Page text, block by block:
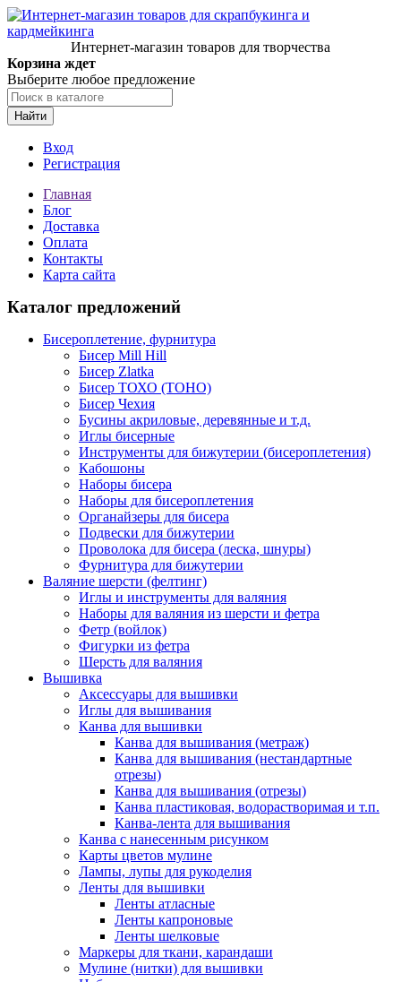
Интернет-магазин товаров для творчества
Корзина ждет
Выберите любое предложение
Найти
Вход
Регистрация
Главная
Блог
Доставка
Оплата
Контакты
Карта сайта
Каталог предложений
Бисероплетение, фурнитура
Бисер Mill Hill
Бисер Zlatka
Бисер ТОХО (TOHO)
Бисер Чехия
Бусины акриловые, деревянные и т.д.
Иглы бисерные
Инструменты для бижутерии (бисероплетения)
Кабошоны
Наборы бисера
Наборы для бисероплетения
Органайзеры для бисера
Подвески для бижутерии
Проволока для бисера (леска, шнуры)
Фурнитура для бижутерии
Валяние шерсти (фелтинг)
Иглы и инструменты для валяния
Наборы для валяния из шерсти и фетра
Фетр (войлок)
Фигурки из фетра
Шерсть для валяния
Вышивка
Аксессуары для вышивки
Иглы для вышивания
Канва для вышивки
Канва для вышивания (метраж)
Канва для вышивания (нестандартные
отрезы)
Канва для вышивания (отрезы)
Канва пластиковая, водорастворимая и т.п.
Канва-лента для вышивания
Канва с нанесенным рисунком
Карты цветов мулине
Лампы, лупы для рукоделия
Ленты для вышивки
Ленты атласные
Ленты капроновые
Ленты шелковые
Маркеры для ткани, карандаши
Мулине (нитки) для вышивки